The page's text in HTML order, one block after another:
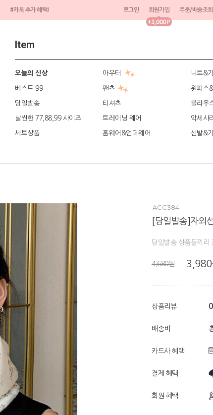
#카톡 추가 혜택! 로그인 회원가입 주문/배송조회
Item
오늘의 신상 아우터 니트&
베스트 99 팬츠 원피스
당일발송 티셔츠 블라우
날씬한 77,88,99 사이즈 트레이닝 웨어 악세사
세트상품 홈웨어&언더웨어 신발&
ACC384
[당일발송]자외
당일발송 상품들끼리
4,680원 3,980
상품리뷰 0
배송비
카드사 혜택
결제 혜택
회원 혜택